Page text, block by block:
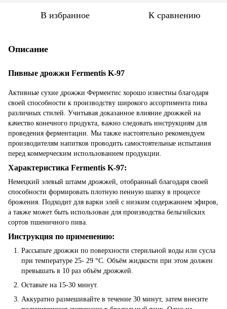
В избранное К сравнению
Описание
Пивные дрожжи Fermentis K-97
Активные сухие дрожжи Ферментис хорошо известны благодаря
своей способности к производству широкого ассортимента пива
различных стилей. Учитывая доказанное влияние дрожжей на
качество конечного продукта, важно следовать инструкциям для
проведения ферментации. Мы также настоятельно рекомендуем
производителям напитков проводить самостоятельные испытания
перед коммерческим использованием продукции.
Характеристика Fermentis K-97:
Немецкий элевый штамм дрожжей, отобранный благодаря своей
способности формировать плотную пенную шапку в процессе
брожения. Подходит для варки элей с низким содержанием эфиров,
а также может быть использован для производства бельгийских
сортов пшеничного пива.
Инструкция по применению:
Рассыпьте дрожжи по поверхности стерильной воды или сусла
при температуре 25- 29 °C. Объём жидкости при этом должен
превышать в 10 раз объём дрожжей.
Оставьте на 15-30 минут.
Аккуратно размешивайте в течение 30 минут, затем внесите